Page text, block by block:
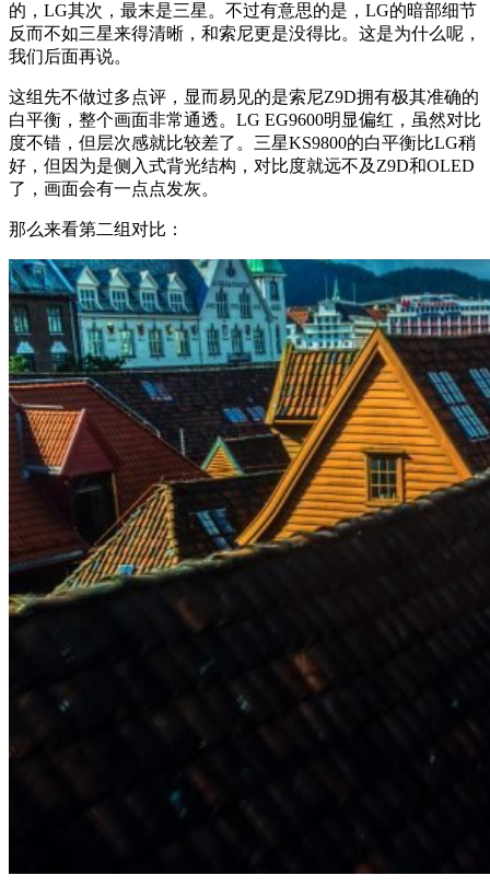
的，LG其次，最末是三星。不过有意思的是，LG的暗部细节
反而不如三星来得清晰，和索尼更是没得比。这是为什么呢，
我们后面再说。
这组先不做过多点评，显而易见的是索尼Z9D拥有极其准确的
白平衡，整个画面非常通透。LG EG9600明显偏红，虽然对比
度不错，但层次感就比较差了。三星KS9800的白平衡比LG稍
好，但因为是侧入式背光结构，对比度就远不及Z9D和OLED
了，画面会有一点点发灰。
那么来看第二组对比：